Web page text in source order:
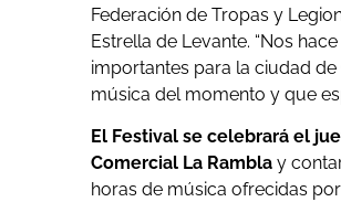
Federación de Tropas y
Estrella de Levante. “Nos
importantes para la ciudad
música del momento y que
El Festival se celebrará el
Comercial La Rambla y
horas de música ofrecidas